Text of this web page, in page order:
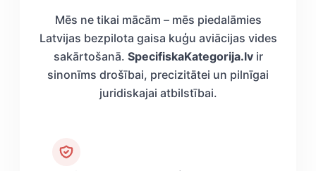
Mēs ne tikai mācām – mēs piedalāmies
Latvijas bezpilota gaisa kuģu aviācijas vides
sakārtošanā. SpecifiskaKategorija.lvir
sinonīms drošībai, precizitātei un pilnīgai
juridiskajai atbilstībai.